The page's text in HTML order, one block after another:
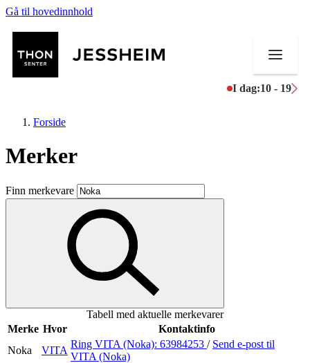
Gå til hovedinnhold
I dag:10 - 19
Butikker
Mat og drikke
Aktiviteter
Inspirasjon
Forside
Merker
Finn merkevare
Tabell med aktuelle merkevarer
Merke Hvor
Kontaktinfo
Noka
VITA
Ring VITA (Noka): 63984253 / Send e-post til
VITA (Noka)